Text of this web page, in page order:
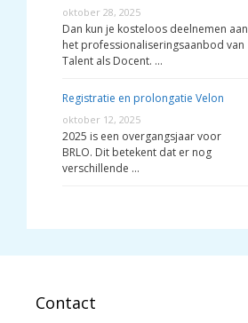
oktober 28, 2025
Dan kun je kosteloos deelnemen aan
het professionaliseringsaanbod van
Talent als Docent. …
Registratie en prolongatie Velon
oktober 12, 2025
2025 is een overgangsjaar voor
BRLO. Dit betekent dat er nog
verschillende …
Contact